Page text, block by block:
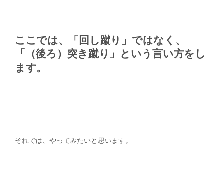
ここでは、「回し蹴り」ではなく、
「（後ろ）突き蹴り」という言い方をし
ます。
それでは、やってみたいと思います。